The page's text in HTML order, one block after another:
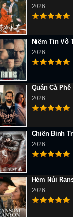
2026
Niềm Tin Vô
2026
Quán Cà Phê
2026
Chiến Binh
2026
Hẻm Núi
2026